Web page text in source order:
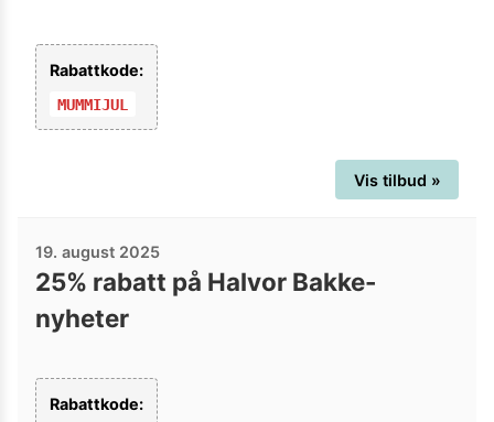
Rabattkode:
MUMMIJUL
Vis tilbud »
19. august 2025
25% rabatt på Halvor Bakke-
nyheter
Rabattkode: